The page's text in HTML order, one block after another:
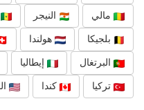
مالي النيجر
بلجيكا هولندا
البرتغال إيطاليا
تركيا كندا